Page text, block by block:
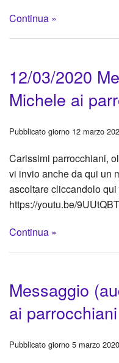
Continua »
12/03/2020
Michele ai
Pubblicato giorno 12 marzo
Carissimi parrocchiani,
vi invio anche da qui un
ascoltare cliccandolo
https://youtu.be/
Continua »
Messaggio
ai parrocchiani
Pubblicato giorno 5 marzo